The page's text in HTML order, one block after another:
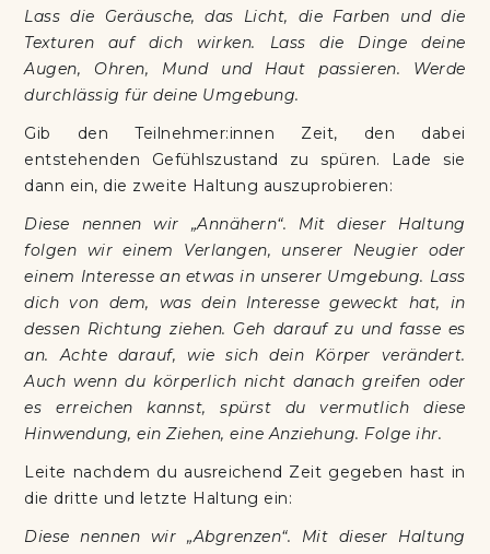
Lass die Geräusche, das Licht, die Farben und die
Texturen auf dich wirken. Lass die Dinge deine
Augen, Ohren, Mund und Haut passieren. Werde
durchlässig für deine Umgebung.
Gib den Teilnehmer:innen Zeit, den dabei
entstehenden Gefühlszustand zu spüren. Lade sie
dann ein, die zweite Haltung auszuprobieren:
Diese nennen wir „Annähern“. Mit dieser Haltung
folgen wir einem Verlangen, unserer Neugier oder
einem Interesse an etwas in unserer Umgebung. Lass
dich von dem, was dein Interesse geweckt hat, in
dessen Richtung ziehen. Geh darauf zu und fasse es
an. Achte darauf, wie sich dein Körper verändert.
Auch wenn du körperlich nicht danach greifen oder
es erreichen kannst, spürst du vermutlich diese
Hinwendung, ein Ziehen, eine Anziehung. Folge ihr.
Leite nachdem du ausreichend Zeit gegeben hast in
die dritte und letzte Haltung ein:
Diese nennen wir „Abgrenzen“. Mit dieser Haltung